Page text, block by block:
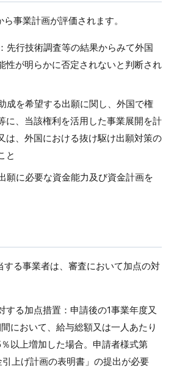
事業計画が評価されます。
先行技術調査等の結果からみて外国
性が明らかに否定されないと判断され
成を希望する出願に関し、外国で権
に、当該権利を活用した事業展開を計
は、外国における抜け駆け出願対策の
と
願に必要な資金能力及び資金計画を
する事業者は、審査において加点の対
する加点措置：申請後の1事業年度又
において、給与総額又は一人あたり
以上増加した場合。申請者様式第
上げ計画の表明書」の提出が必要